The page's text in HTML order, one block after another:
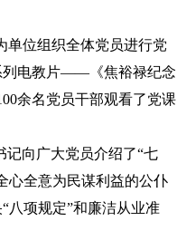
单位组织全体党员进行党
列电教片——《焦裕禄纪念
余名党员干部观看了党课
向广大党员介绍了“七
心全意为民谋利益的公仆
八项规定”和廉洁从业准